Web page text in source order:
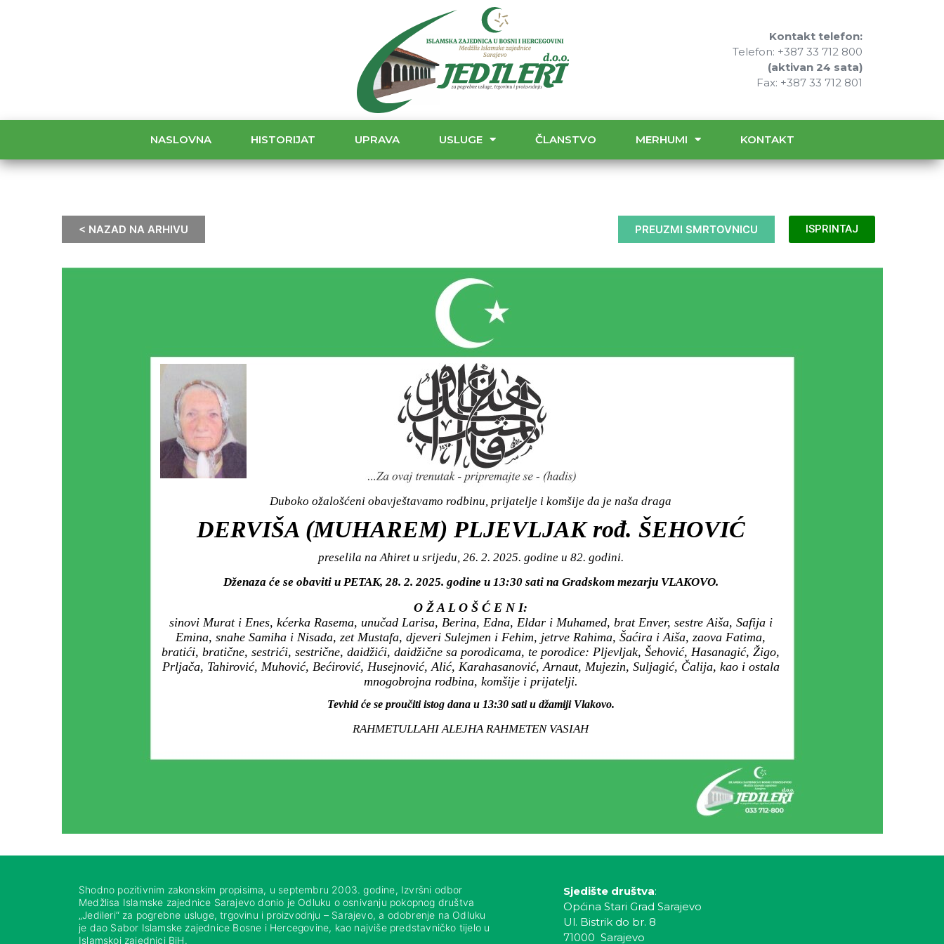
Kontakt telefon:
Telefon: +387 33 712 800
(aktivan 24 sata)
Fax: +387 33 712 801
NASLOVNA HISTORIJAT UPRAVA USLUGE ČLANSTVO MERHUMI KONTAKT
< NAZAD NA ARHIVU PREUZMI SMRTOVNICU ISPRINTAJ
Duboko ožalošćeni obavještavamo rodbinu, prijatelje i komšije da je naša draga
DERVIŠA (MUHAREM) PLJEVLJAK rođ. ŠEHOVIĆ
preselila na Ahiret u srijedu, 26. 2. 2025. godine u 82. godini.
Dženaza će se obaviti u PETAK, 28. 2. 2025. godine u 13:30 sati na Gradskom mezarju VLAKOVO.
O Ž A L O Š Ć E N I:
sinovi Murat i Enes, kćerka Rasema, unučad Larisa, Berina, Edna, Eldar i Muhamed, brat Enver, sestre Aiša, Safija i
Emina, snahe Samiha i Nisada, zet Mustafa, djeveri Sulejmen i Fehim, jetrve Rahima, Šaćira i Aiša, zaova Fatima,
bratići, bratične, sestrići, sestrične, daidžići, daidžične sa porodicama, te porodice: Pljevljak, Šehović, Hasanagić, Žigo,
Prljača, Tahirović, Muhović, Bećirović, Husejnović, Alić, Karahasanović, Arnaut, Mujezin, Suljagić, Čalija, kao i ostala
mnogobrojna rodbina, komšije i prijatelji.
Tevhid će se proučiti istog dana u 13:30 sati u džamiji Vlakovo.
RAHMETULLAHI ALEJHA RAHMETEN VASIAH
Shodno pozitivnim zakonskim propisima, u septembru 2003. godine, Izvršni odbor
Medžlisa Islamske zajednice Sarajevo donio je Odluku o osnivanju pokopnog društva
„Jedileri“ za pogrebne usluge, trgovinu i proizvodnju – Sarajevo, a odobrenje na Odluku
je dao Sabor Islamske zajednice Bosne i Hercegovine, kao najviše predstavničko tijelo u
Islamskoj zajednici BiH.
Sjedište društva:
Općina Stari Grad Sarajevo
Ul. Bistrik do br. 8
71000 Sarajevo